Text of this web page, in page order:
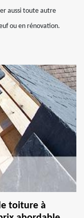
aussi toute autre
ou en rénovation.
toiture à